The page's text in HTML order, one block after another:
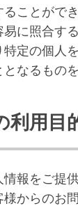
ことがで
易に照合す
定の個人
なるもの
利用目
報をご提
からのお